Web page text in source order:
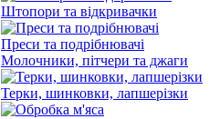
Штопори та відкривачки
Преси та подрібнювачі
Молочники, пітчери та джаги
Терки, шинковки, лапшерізки